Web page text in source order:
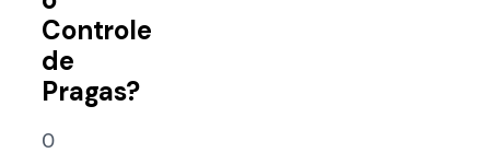
Controle
de
Pragas?
O